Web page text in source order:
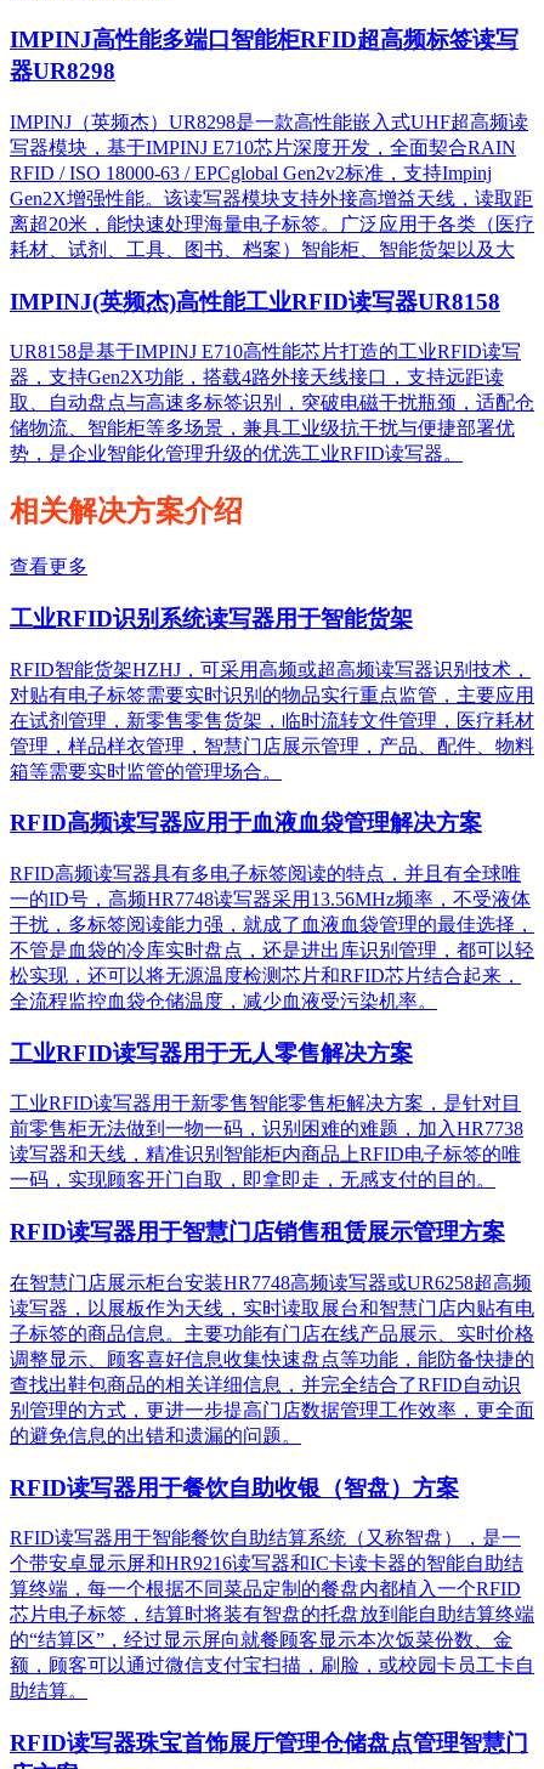
IMPINJ高性能多端口智能柜RFID超高频标签读写
器UR8298
IMPINJ（英频杰）UR8298是一款高性能嵌入式UHF超高频读
写器模块，基于IMPINJ E710芯片深度开发，全面契合RAIN
RFID / ISO 18000-63 / EPCglobal Gen2v2标准，支持Impinj
Gen2X增强性能。该读写器模块支持外接高增益天线，读取距
离超20米，能快速处理海量电子标签。广泛应用于各类（医疗
耗材、试剂、工具、图书、档案）智能柜、智能货架以及大
IMPINJ(英频杰)高性能工业RFID读写器UR8158
UR8158是基于IMPINJ E710高性能芯片打造的工业RFID读写
器，支持Gen2X功能，搭载4路外接天线接口，支持远距读
取、自动盘点与高速多标签识别，突破电磁干扰瓶颈，适配仓
储物流、智能柜等多场景，兼具工业级抗干扰与便捷部署优
势，是企业智能化管理升级的优选工业RFID读写器。
相关解决方案介绍
查看更多
工业RFID识别系统读写器用于智能货架
RFID智能货架HZHJ，可采用高频或超高频读写器识别技术，
对贴有电子标签需要实时识别的物品实行重点监管，主要应用
在试剂管理，新零售零售货架，临时流转文件管理，医疗耗材
管理，样品样衣管理，智慧门店展示管理，产品、配件、物料
箱等需要实时监管的管理场合。
RFID高频读写器应用于血液血袋管理解决方案
RFID高频读写器具有多电子标签阅读的特点，并且有全球唯
一的ID号，高频HR7748读写器采用13.56MHz频率，不受液体
干扰，多标签阅读能力强，就成了血液血袋管理的最佳选择，
不管是血袋的冷库实时盘点，还是进出库识别管理，都可以轻
松实现，还可以将无源温度检测芯片和RFID芯片结合起来，
全流程监控血袋仓储温度，减少血液受污染机率。
工业RFID读写器用于无人零售解决方案
工业RFID读写器用于新零售智能零售柜解决方案，是针对目
前零售柜无法做到一物一码，识别困难的难题，加入HR7738
读写器和天线，精准识别​智能柜内商品上RFID电子标签的唯
一码，实现顾客开门自取，即拿即走，无感支付的目的。
RFID读写器用于智慧门店销售租赁展示管理方案
在智慧门店展示柜台安装HR7748高频读写器或UR6258超高频
读写器，以展板作为天线，实时读取展台和智慧门店内贴有电
子标签的商品信息。主要功能有门店在线产品展示、实时价格
调整显示、顾客喜好信息收集快速盘点等功能，能防备快捷的
查找出鞋包商品的相关详细信息，并完全结合了RFID自动识
别管理的方式，更进一步提高门店数据管理工作效率，更全面
的避免信息的出错和遗漏的问题。
RFID读写器用于餐饮自助收银（智盘）方案
RFID读写器用于智能餐饮自助结算系统（又称智盘），是一
个带安卓显示屏和HR9216读写器和IC卡读卡器的智能自助结
算终端，每一个根据不同菜品定制的餐盘内都植入一个RFID
芯片电子标签，结算时将装有智盘的托盘放到能自助结算终端
的“结算区”，经过显示屏向就餐顾客显示本次饭菜份数、金
额，顾客可以通过微信支付宝扫描，刷脸，或校园卡员工卡自
助结算。
RFID读写器珠宝首饰展厅管理仓储盘点管理智慧门